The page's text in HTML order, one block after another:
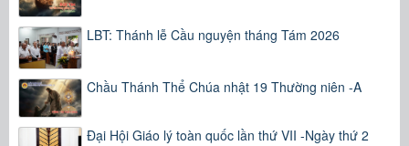
LBT: Thánh lễ Cầu nguyện tháng Tám 2026
Chầu Thánh Thể Chúa nhật 19 Thường niên -A
Đại Hội Giáo lý toàn quốc lần thứ VII -Ngày thứ 2